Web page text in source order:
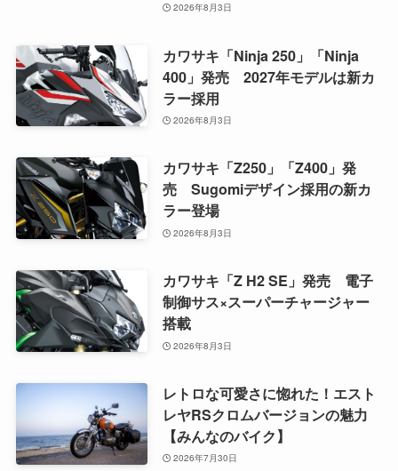
2026年8月3日
カワサキ「Ninja 250」「Ninja
400」発売 2027年モデルは新カ
ラー採用
2026年8月3日
カワサキ「Z250」「Z400」発
売 Sugomiデザイン採用の新カ
ラー登場
2026年8月3日
カワサキ「Z H2 SE」発売 電子
制御サス×スーパーチャージャー
搭載
2026年8月3日
レトロな可愛さに惚れた！エスト
レヤRSクロムバージョンの魅力
【みんなのバイク】
2026年7月30日